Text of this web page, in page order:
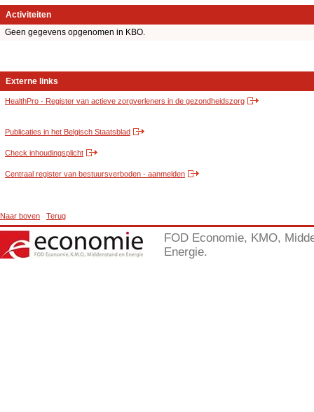
Activiteiten
Geen gegevens opgenomen in KBO.
Externe links
HealthPro - Register van actieve zorgverleners in de gezondheidszorg
Publicaties in het Belgisch Staatsblad
Check inhoudingsplicht
Centraal register van bestuursverboden - aanmelden
Naar boven Terug
FOD Economie, KMO,
Energie.